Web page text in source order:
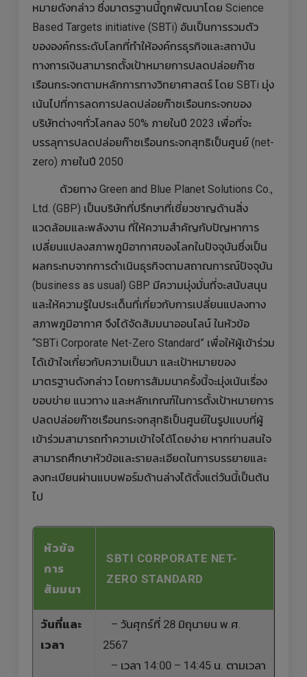
หมายดังกล่าว ซึ่งมาตรฐานนี้ถูกพัฒนาโดย Science
Based Targets initiative (SBTi) อันเป็นการรวมตัว
ขององค์กรระดับโลกที่ทำให้องค์กรธุรกิจและสถาบัน
ทางการเงินสามารถตั้งเป้าหมายการปลดปล่อยก๊าซ
เรือนกระจกตามหลักการทางวิทยาศาสตร์ โดย SBTi มุ่ง
เน้นไปที่การลดการปลดปล่อยก๊าซเรือนกระจกของ
บริษัทต่างๆทั่วโลกลง 50% ภายในปี 2023 เพื่อที่จะ
บรรลุการปลดปล่อยก๊าซเรือนกระจกสุทธิเป็นศูนย์ (net-
zero) ภายในปี 2050
ด้วยทาง Green and Blue Planet Solutions Co.,
Ltd. (GBP) เป็นบริษัทที่ปรึกษาที่เชี่ยวชาญด้านสิ่ง
แวดล้อมและพลังงาน ที่ให้ความสำคัญกับปัญหาการ
เปลี่ยนแปลงสภาพภูมิอากาศของโลกในปัจจุบันซึ่งเป็น
ผลกระทบจากการดำเนินธุรกิจตามสถาณการณ์ปัจจุบัน
(business as usual) GBP มีความมุ่งมั่นที่จะสนับสนุน
และให้ความรู้ในประเด็นที่เกี่ยวกับการเปลี่ยนแปลงทาง
สภาพภูมิอากาศ จึงได้จัดสัมมนาออนไลน์ ในหัวข้อ
“SBTi Corporate Net-Zero Standard” เพื่อให้ผู้เข้าร่วม
ได้เข้าใจเกี่ยวกับความเป็นมา และเป้าหมายของ
มาตรฐานดังกล่าว โดยการสัมมนาครั้งนี้จะมุ่งเน้นเรื่อง
ขอบข่าย แนวทาง และหลักเกณฑ์ในการตั้งเป้าหมายการ
ปลดปล่อยก๊าซเรือนกระจกสุทธิเป็นศูนย์ในรูปแบบที่ผู้
เข้าร่วมสามารถทำความเข้าใจได้โดยง่าย หากท่านสนใจ
สามารถศึกษาหัวข้อและรายละเอียดในการบรรยายและ
ลงทะเบียนผ่านแบบฟอร์มด้านล่างได้ตั้งแต่วันนี้เป็นต้น
ไป
หัวข้อ
การ
สัมมนา
SBTI CORPORATE NET-
ZERO STANDARD
วันที่และ
เวลา
– วันศุกร์ที่ 28 มิถุนายน พ.ศ.
2567
– เวลา 14:00 – 14:45 น. ตามเวลา